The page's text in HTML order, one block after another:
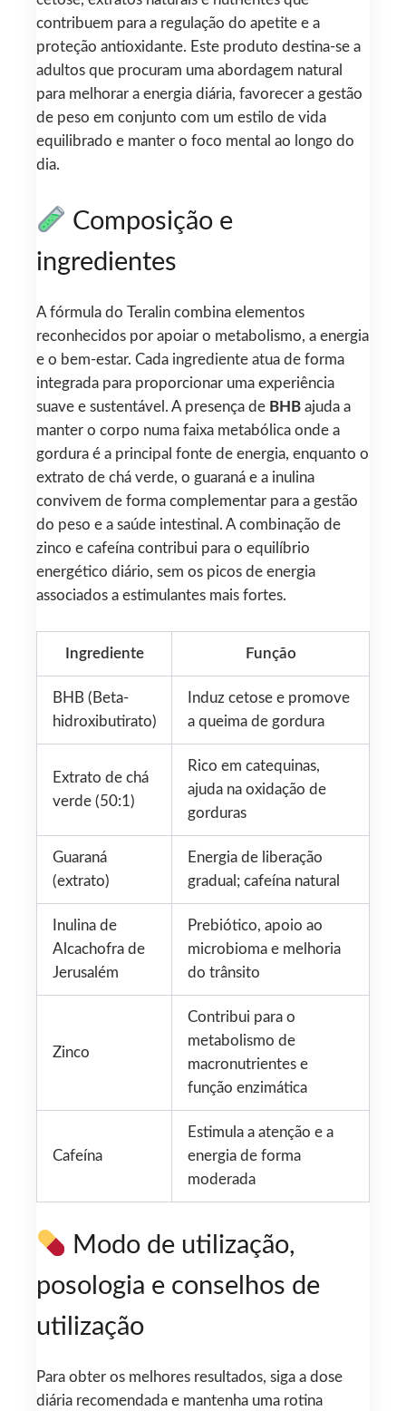
contribuem para a regulação do apetite e a
proteção antioxidante. Este produto destina-se a
adultos que procuram uma abordagem natural
para melhorar a energia diária, favorecer a gestão
de peso em conjunto com um estilo de vida
equilibrado e manter o foco mental ao longo do
dia.
Composição e
ingredientes
A fórmula do Teralin combina elementos
reconhecidos por apoiar o metabolismo, a energia
e o bem-estar. Cada ingrediente atua de forma
integrada para proporcionar uma experiência
suave e sustentável. A presença de BHB ajuda a
manter o corpo numa faixa metabólica onde a
gordura é a principal fonte de energia, enquanto o
extrato de chá verde, o guaraná e a inulina
convivem de forma complementar para a gestão
do peso e a saúde intestinal. A combinação de
zinco e cafeína contribui para o equilíbrio
energético diário, sem os picos de energia
associados a estimulantes mais fortes.
Ingrediente Função
BHB (Beta-
hidroxibutirato)
Induz cetose e promove
a queima de gordura
Extrato de chá
verde (50:1)
Rico em catequinas,
ajuda na oxidação de
gorduras
Guaraná
(extrato)
Energia de liberação
gradual; cafeína natural
Inulina de
Alcachofra de
Jerusalém
Prebiótico, apoio ao
microbioma e melhoria
do trânsito
Zinco
Contribui para o
metabolismo de
macronutrientes e
função enzimática
Cafeína
Estimula a atenção e a
energia de forma
moderada
Modo de utilização,
posologia e conselhos de
utilização
Para obter os melhores resultados, siga a dose
diária recomendada e mantenha uma rotina